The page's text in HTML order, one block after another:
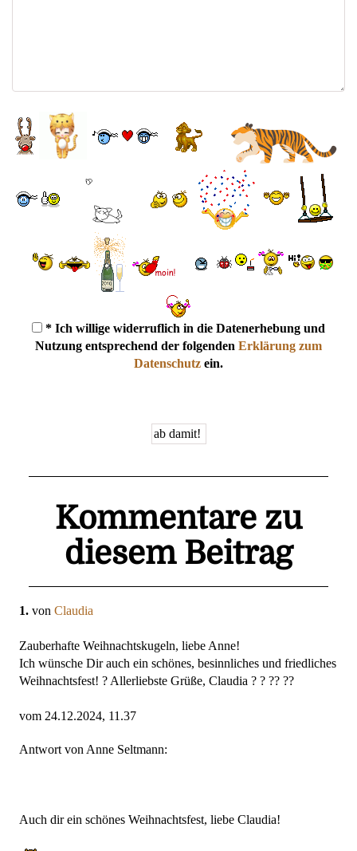
* Ich willige widerruflich in die Datenerhebung und
Nutzung entsprechend der folgenden Erklärung zum
Datenschutz ein.
Kommentare zu
diesem Beitrag
1. von Claudia
Zauberhafte Weihnachtskugeln, liebe Anne!
Ich wünsche Dir auch ein schönes, besinnliches und friedliches
Weihnachtsfest! ? Allerliebste Grüße, Claudia ? ? ?? ??
vom 24.12.2024, 11.37
Antwort von Anne Seltmann:
Auch dir ein schönes Weihnachtsfest, liebe Claudia!